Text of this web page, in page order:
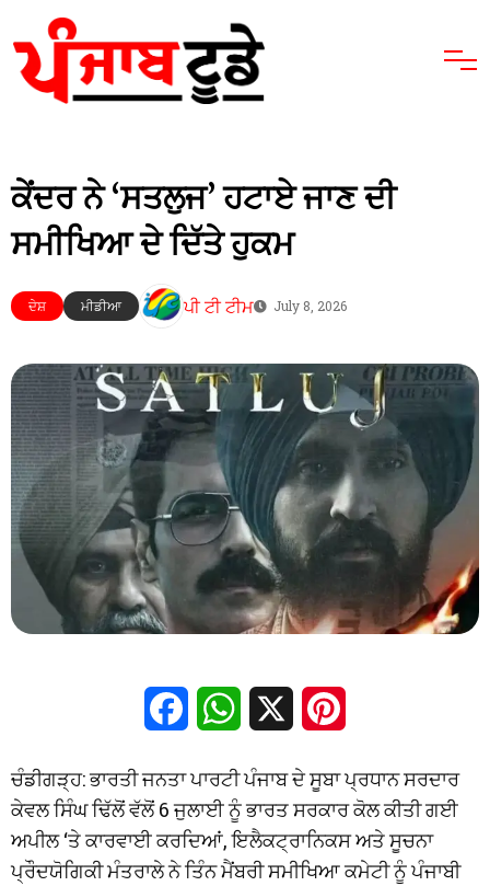
ਕੇਂਦਰ ਨੇ ‘ਸਤਲੁਜ’ ਹਟਾਏ ਜਾਣ ਦੀ
ਸਮੀਖਿਆ ਦੇ ਦਿੱਤੇ ਹੁਕਮ
ਦੇਸ਼ ਮੀਡੀਆ ਪੀ ਟੀ ਟੀਮ July 8, 2026
FacebookWhatsApp
ਚੰਡੀਗੜ੍ਹ: ਭਾਰਤੀ ਜਨਤਾ ਪਾਰਟੀ ਪੰਜਾਬ ਦੇ ਸੂਬਾ ਪ੍ਰਧਾਨ ਸਰਦਾਰ
ਕੇਵਲ ਸਿੰਘ ਢਿੱਲੋਂ ਵੱਲੋਂ 6 ਜੁਲਾਈ ਨੂੰ ਭਾਰਤ ਸਰਕਾਰ ਕੋਲ ਕੀਤੀ ਗਈ
ਅਪੀਲ ‘ਤੇ ਕਾਰਵਾਈ ਕਰਦਿਆਂ, ਇਲੈਕਟ੍ਰਾਨਿਕਸ ਅਤੇ ਸੂਚਨਾ
ਪ੍ਰੌਦਯੋਗਿਕੀ ਮੰਤਰਾਲੇ ਨੇ ਤਿੰਨ ਮੈਂਬਰੀ ਸਮੀਖਿਆ ਕਮੇਟੀ ਨੂੰ ਪੰਜਾਬੀ